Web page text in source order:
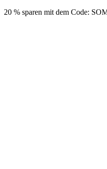
20 % sparen mit dem Code: